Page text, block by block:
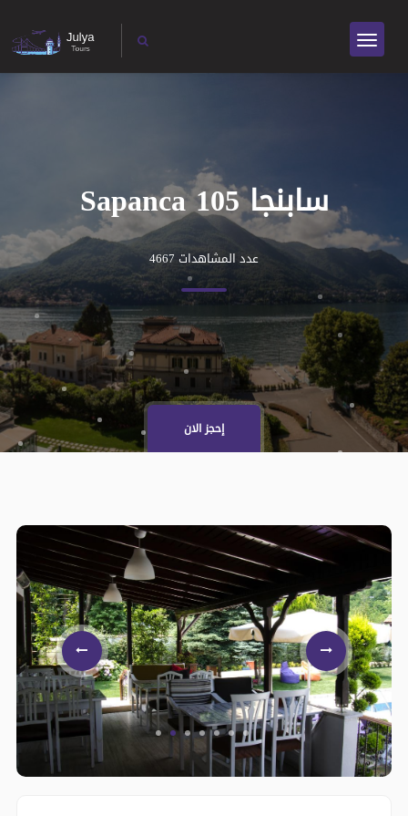
سابنجا 105 Sapanca
عدد المشاهدات 4667
إحجز الان